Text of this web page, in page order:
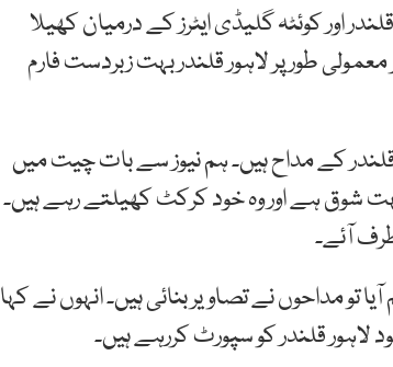
اور کوئٹہ گلیڈی ایٹرز کے درمیان کھیلا
طور پر لاہور قلندر بہت زبردست فارم
کے مداح ہیں۔ ہم نیوز سے بات چیت میں
شوق ہے اور وہ خود کرکٹ کھیلتے رہے ہیں۔
آئے۔
تو مداحوں نے تصاویر بنائی ہیں۔ انہوں نے کہا
لاہور قلندر کو سپورٹ کررہے ہیں۔